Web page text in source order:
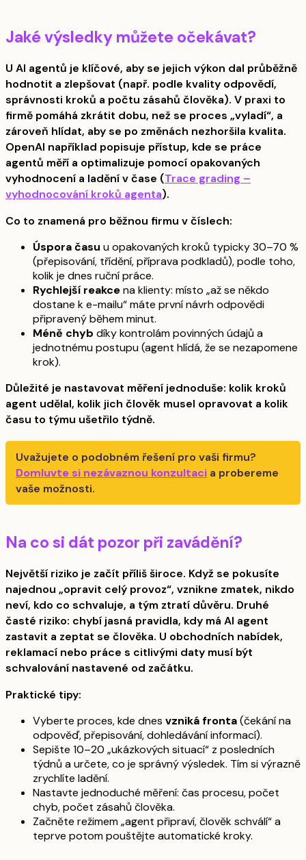
Jaké výsledky můžete očekávat?
U AI agentů je klíčové, aby se jejich výkon dal průběžně
hodnotit a zlepšovat (např. podle kvality odpovědí,
správnosti kroků a počtu zásahů člověka). V praxi to
firmě pomáhá zkrátit dobu, než se proces „vyladí“, a
zároveň hlídat, aby se po změnách nezhoršila kvalita.
OpenAI například popisuje přístup, kde se práce
agentů měří a optimalizuje pomocí opakovaných
vyhodnocení a ladění v čase (Trace grading –
vyhodnocování kroků agenta).
Co to znamená pro běžnou firmu v číslech:
Úspora času u opakovaných kroků typicky 30–70 %
(přepisování, třídění, příprava podkladů), podle toho,
kolik je dnes ruční práce.
Rychlejší reakcena klienty: místo „až se někdo
dostane k e-mailu“ máte první návrh odpovědi
připravený během minut.
Méně chyb díky kontrolám povinných údajů a
jednotnému postupu (agent hlídá, že se nezapomene
krok).
Důležité je nastavovat měření jednoduše: kolik kroků
agent udělal, kolik jich člověk musel opravovat a kolik
času to týmu ušetřilo týdně.
Uvažujete o podobném řešení pro vaši firmu?
Domluvte si nezávaznou konzultaci a probereme
vaše možnosti.
Na co si dát pozor při zavádění?
Největší riziko je začít příliš široce. Když se pokusíte
najednou „opravit celý provoz“, vznikne zmatek, nikdo
neví, kdo co schvaluje, a tým ztratí důvěru. Druhé
časté riziko: chybí jasná pravidla, kdy má AI agent
zastavit a zeptat se člověka. U obchodních nabídek,
reklamací nebo práce s citlivými daty musí být
schvalování nastavené od začátku.
Praktické tipy:
Vyberte proces, kde dnes vzniká fronta(čekání na
odpověď, přepisování, dohledávání informací).
Sepište 10–20 „ukázkových situací“ z posledních
týdnů a určete, co je správný výsledek. Tím si výrazně
zrychlíte ladění.
Nastavte jednoduché měření: čas procesu, počet
chyb, počet zásahů člověka.
Začněte režimem „agent připraví, člověk schválí“ a
teprve potom pouštějte automatické kroky.